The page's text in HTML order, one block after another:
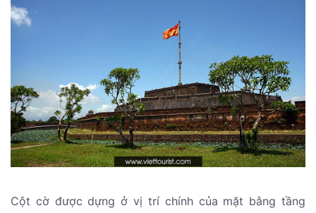
Cột cờ được dựng ở vị trí chính của mặt bằng tầng